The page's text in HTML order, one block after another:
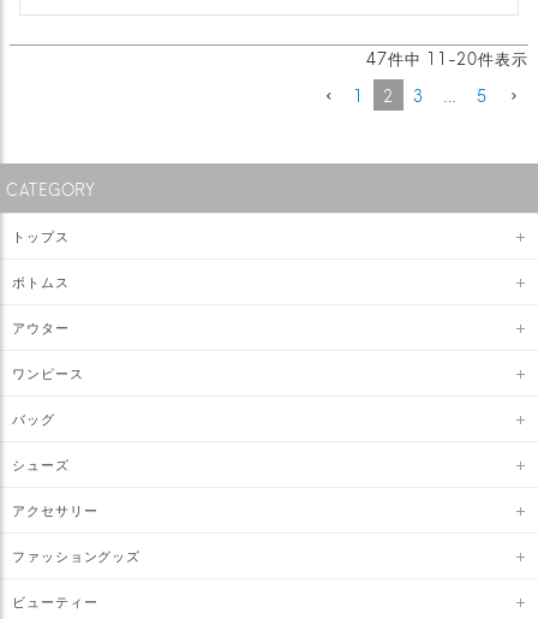
47件中 11 -20件表示
1
2 3 5
CATEGORY
トップス
ボトムス
アウター
ワンピース
バッグ
シューズ
アクセサリー
ファッショングッズ
ビューティー